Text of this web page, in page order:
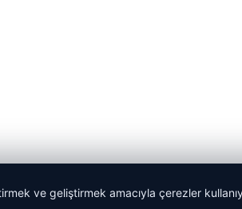
ve geliştirmek amacıyla çerezler